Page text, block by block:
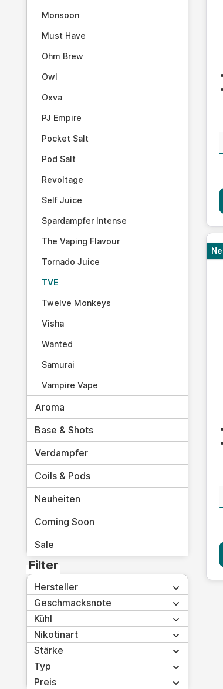
Monsoon
Must Have
Ohm Brew
Owl
Oxva
PJ Empire
Pocket Salt
Pod Salt
Revoltage
Self Juice
Spardampfer Intense
The Vaping Flavour
Tornado Juice
TVE
Twelve Monkeys
Visha
Wanted
Samurai
Vampire Vape
Aroma
Base & Shots
Verdampfer
Coils & Pods
Neuheiten
Coming Soon
Sale
Filter
Hersteller
Geschmacksnote
Kühl
Nikotinart
Stärke
Typ
Preis